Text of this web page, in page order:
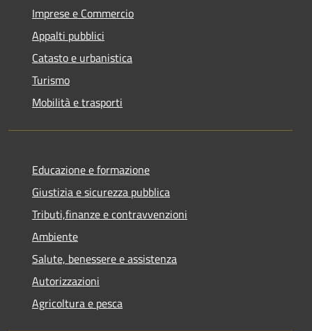
Imprese e Commercio
Appalti pubblici
Catasto e urbanistica
Turismo
Mobilità e trasporti
Educazione e formazione
Giustizia e sicurezza pubblica
Tributi,finanze e contravvenzioni
Ambiente
Salute, benessere e assistenza
Autorizzazioni
Agricoltura e pesca